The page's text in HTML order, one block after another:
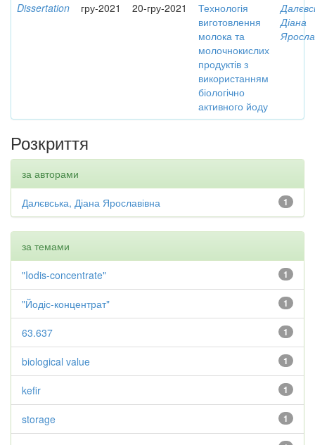
Dissertation гру-2021 20-гру-2021
Технологія
виготовлення
молока та
молочнокислих
продуктів з
використанням
біологічно
активного йоду
Діана
Розкриття
за авторами
1
Далєвська, Діана Ярославівна
за темами
1
"Iodis-concentrate"
1
"Йодіс-концентрат"
1
63.637
1
biological value
1
kefir
1
storage